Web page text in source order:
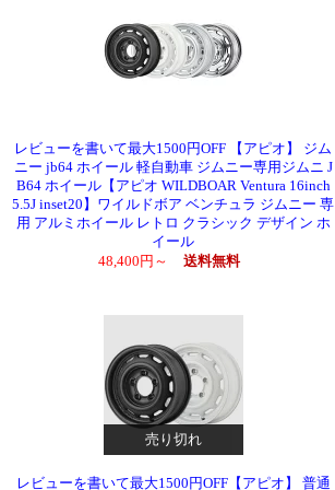
レビューを書いて最大1500円OFF 【アピオ】 ジム
ニー jb64 ホイール 軽自動車 ジムニー専用ジムニ J
B64 ホイール【アピオ WILDBOAR Ventura 16inch
5.5J inset20】ワイルドボア ベンチュラ ジムニー 専
用 アルミホイール レトロ クラシック デザイン ホ
イール
48,400円～
送料無料
売り切れ
レビューを書いて最大1500円OFF【アピオ】 普通